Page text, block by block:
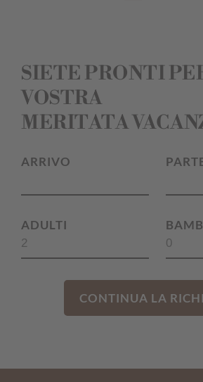
SIETE PRONTI
VOSTRA
MERITATA
ARRIVO
ADULTI
CONTINUA LA